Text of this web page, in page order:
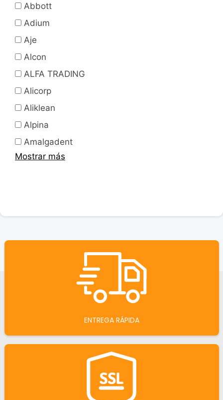
Abbott
Adium
Aje
Alcon
ALFA TRADING
Alicorp
Aliklean
Alpina
Amalgadent
Mostrar más
ENTREGA RÁPIDA